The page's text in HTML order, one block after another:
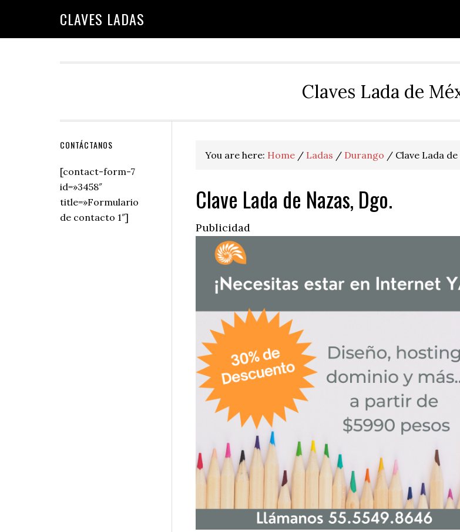
CLAVES LADAS
Claves Lada de
You are here: Home / Ladas / Durango / Clave Lada
Clave Lada de Nazas, Dgo.
Publicidad
Secondary
Sidebar
CONTÁCTANOS
[contact-form-7
id=»3458″
title=»Formulario
de contacto 1″]